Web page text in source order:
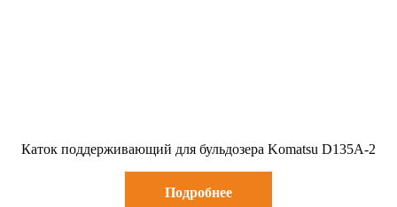
Каток поддерживающий для бульдозера Komatsu D135A-2
Подробнее